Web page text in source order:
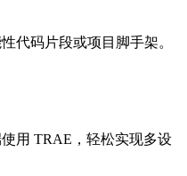
代码片段或项目脚手架。
用 TRAE，轻松实现多设